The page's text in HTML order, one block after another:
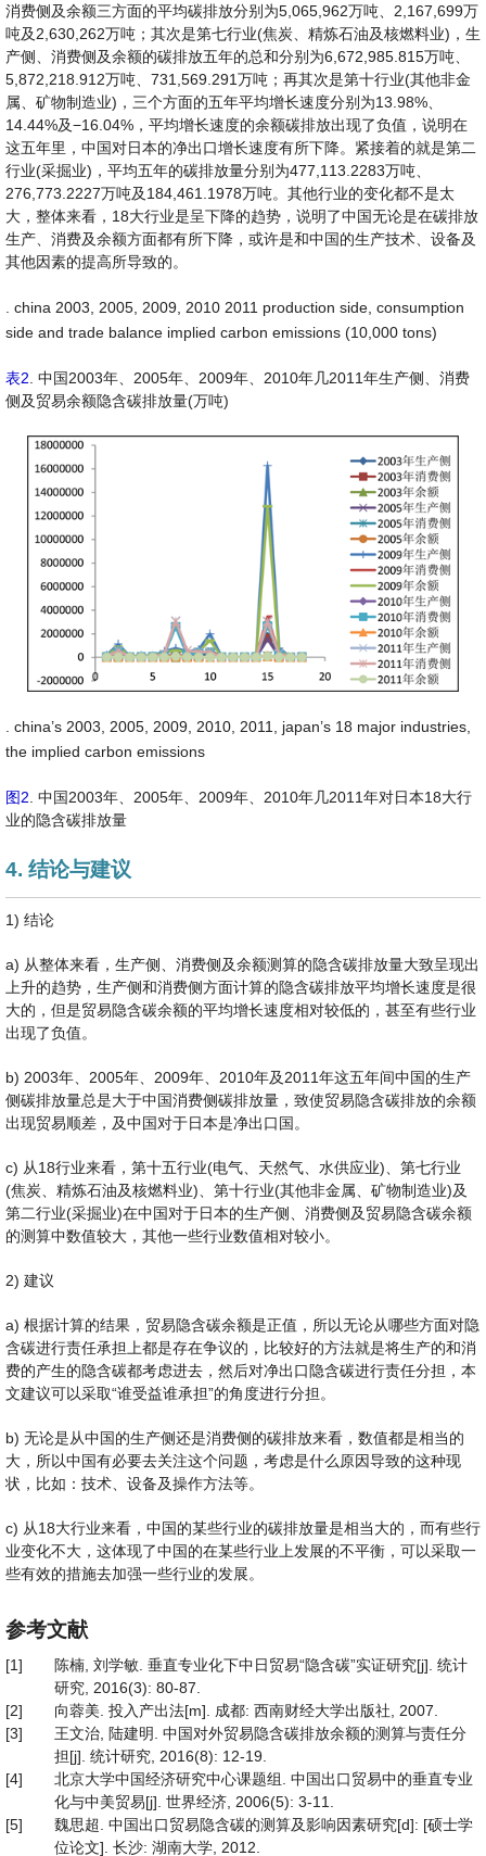
消费侧及余额三方面的平均碳排放分别为5,065,962万吨、2,167,699万
吨及2,630,262万吨；其次是第七行业(焦炭、精炼石油及核燃料业)，生
产侧、消费侧及余额的碳排放五年的总和分别为6,672,985.815万吨、
5,872,218.912万吨、731,569.291万吨；再其次是第十行业(其他非金
属、矿物制造业)，三个方面的五年平均增长速度分别为13.98%、
14.44%及−16.04%，平均增长速度的余额碳排放出现了负值，说明在
这五年里，中国对日本的净出口增长速度有所下降。紧接着的就是第二
行业(采掘业)，平均五年的碳排放量分别为477,113.2283万吨、
276,773.2227万吨及184,461.1978万吨。其他行业的变化都不是太
大，整体来看，18大行业是呈下降的趋势，说明了中国无论是在碳排放
生产、消费及余额方面都有所下降，或许是和中国的生产技术、设备及
其他因素的提高所导致的。
. china 2003, 2005, 2009, 2010 2011 production side, consumption
side and trade balance implied carbon emissions (10,000 tons)
表2 . 中国2003年、2005年、2009年、2010年几2011年生产侧、消费
侧及贸易余额隐含碳排放量(万吨)
. china’s 2003, 2005, 2009, 2010, 2011, japan’s 18 major industries,
the implied carbon emissions
图2. 中国2003年、2005年、2009年、2010年几2011年对日本18大行
业的隐含碳排放量
4. 结论与建议
1) 结论
a) 从整体来看，生产侧、消费侧及余额测算的隐含碳排放量大致呈现出
上升的趋势，生产侧和消费侧方面计算的隐含碳排放平均增长速度是很
大的，但是贸易隐含碳余额的平均增长速度相对较低的，甚至有些行业
出现了负值。
b) 2003年、2005年、2009年、2010年及2011年这五年间中国的生产
侧碳排放量总是大于中国消费侧碳排放量，致使贸易隐含碳排放的余额
出现贸易顺差，及中国对于日本是净出口国。
c) 从18行业来看，第十五行业(电气、天然气、水供应业)、第七行业
(焦炭、精炼石油及核燃料业)、第十行业(其他非金属、矿物制造业)及
第二行业(采掘业)在中国对于日本的生产侧、消费侧及贸易隐含碳余额
的测算中数值较大，其他一些行业数值相对较小。
2) 建议
a) 根据计算的结果，贸易隐含碳余额是正值，所以无论从哪些方面对隐
含碳进行责任承担上都是存在争议的，比较好的方法就是将生产的和消
费的产生的隐含碳都考虑进去，然后对净出口隐含碳进行责任分担，本
文建议可以采取“谁受益谁承担”的角度进行分担。
b) 无论是从中国的生产侧还是消费侧的碳排放来看，数值都是相当的
大，所以中国有必要去关注这个问题，考虑是什么原因导致的这种现
状，比如：技术、设备及操作方法等。
c) 从18大行业来看，中国的某些行业的碳排放量是相当大的，而有些行
业变化不大，这体现了中国的在某些行业上发展的不平衡，可以采取一
些有效的措施去加强一些行业的发展。
参考文献
[1]
陈楠, 刘学敏. 垂直专业化下中日贸易“隐含碳”实证研究[j]. 统计
研究, 2016(3): 80-87.
[2]
向蓉美. 投入产出法[m]. 成都: 西南财经大学出版社, 2007.
[3]
王文治, 陆建明. 中国对外贸易隐含碳排放余额的测算与责任分
担[j]. 统计研究, 2016(8): 12-19.
[4]
北京大学中国经济研究中心课题组. 中国出口贸易中的垂直专业
化与中美贸易[j]. 世界经济, 2006(5): 3-11.
[5]
魏思超. 中国出口贸易隐含碳的测算及影响因素研究[d]: [硕士学
位论文]. 长沙: 湖南大学, 2012.